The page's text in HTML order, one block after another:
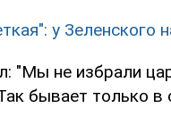
у Зеленского
"Мы не избрали
бывает только